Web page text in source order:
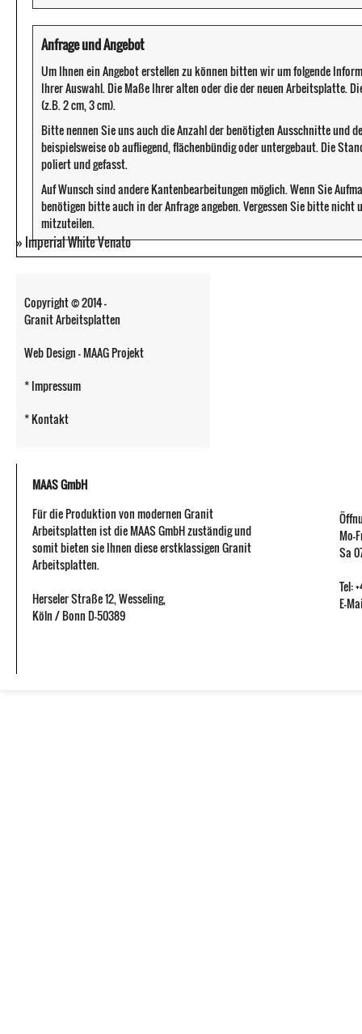
Anfrage und Angebot
Um Ihnen ein Angebot erstellen zu können bitten wir um folgende
Ihrer Auswahl. Die Maße Ihrer alten oder die der neuen Arbeitsplatte.
(z.B. 2 cm, 3 cm).
Bitte nennen Sie uns auch die Anzahl der benötigten Ausschnitte und
beispielsweise ob aufliegend, flächenbündig oder untergebaut. Die
poliert und gefasst.
Auf Wunsch sind andere Kantenbearbeitungen möglich. Wenn Sie
benötigen bitte auch in der Anfrage angeben. Vergessen Sie bitte
mitzuteilen.
» Imperial White Venato
Copyright © 2014 -
Granit Arbeitsplatten
Web Design - MAAG Projekt
* Impressum
* Kontakt
MAAS GmbH
Für die Produktion von modernen Granit
Arbeitsplatten ist die MAAS GmbH zuständig und
somit bieten sie Ihnen diese erstklassigen Granit
Arbeitsplatten.
Herseler Straße 12,Wesseling,
Köln / BonnD-50389
Mo-
Sa
Tel:
E-